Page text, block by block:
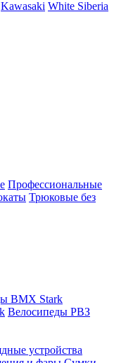
Kawasaki White Siberia
Профессиональные
Трюковые без
BMX Stark
Велосипеды РВЗ
устройства